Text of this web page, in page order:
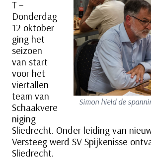
Simon hield de
T –
Donderdag
12 oktober
ging het
seizoen
van start
voor het
viertallen
team van
Schaakvere
niging
Sliedrecht. Onder leiding van
Versteeg werd SV Spijkenisse
Sliedrecht.